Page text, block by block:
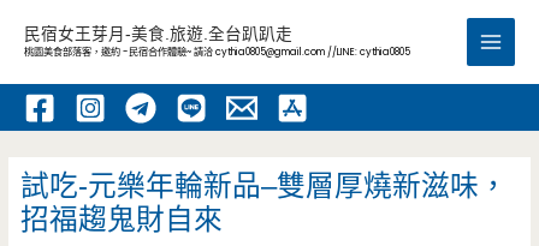
內
民宿女王芽月-美食.旅遊.全台趴趴走
桃園美食部落客，邀約 -民宿合作體驗~ 請洽cythia0805@gmail.com //LINE: cythia0805
Main
試吃-元樂年輪新品–雙層厚燒新滋味，
招福趨鬼財自來